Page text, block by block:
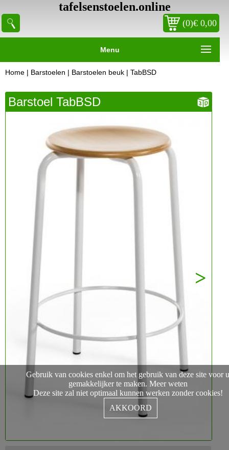
tafelsenstoelen.online
(0)€ 0,00
Menu
Home | Barstoelen | Barstoelen beuk | TabBSD
Barstoel TabBSD
Gebruik van cookies enkel om het gebruik van deze site voor
gemakkelijker te maken. Meer weten
Deze site zal niet optimaal kunnen werken zonder cookies!
AKKOORD